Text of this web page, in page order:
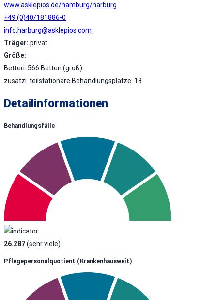
www.asklepios.de/hamburg/harburg
+49 (0)40/181886-0
info.harburg@asklepios.com
Träger: privat
Größe:
Betten: 566 Betten (groß)
zusätzl. teilstationäre Behandlungsplätze: 18
Detailinformationen
Behandlungsfälle
26.287(sehr viele)
Pflegepersonalquotient (krankenhausweit)